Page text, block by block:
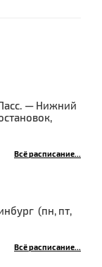
— Нижний
Всё расписание...
(пн, пт,
Всё расписание...